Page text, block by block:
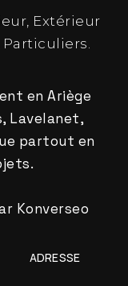
Extérieur
en Ariège
Lavelanet,
partout en
Konverseo
ADRESSE